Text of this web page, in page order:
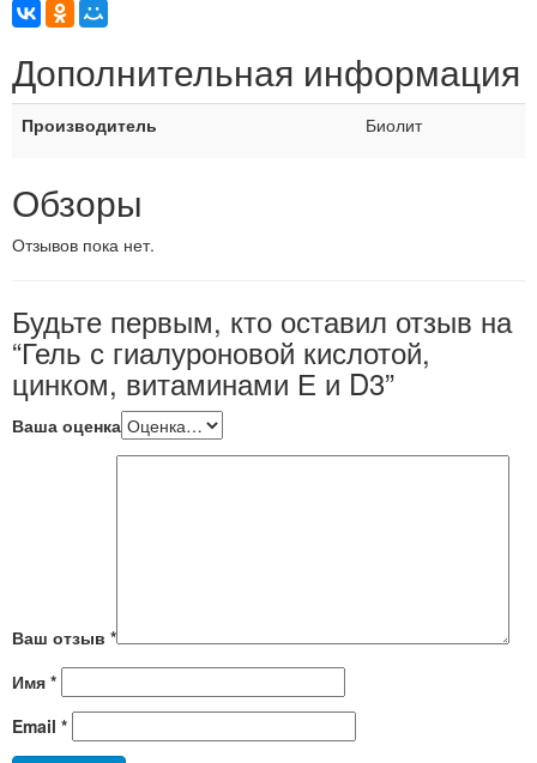
Дополнительная информация
Производитель Биолит
Обзоры
Отзывов пока нет.
Будьте первым, кто оставил отзыв на
“Гель с гиалуроновой кислотой,
цинком, витаминами Е и D3”
Ваша оценка
Ваш отзыв *
Имя *
Email *